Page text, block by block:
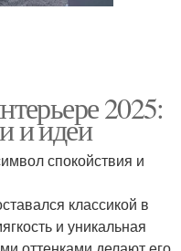
2025:
и идеи
спокойствия и
классикой в
и уникальная